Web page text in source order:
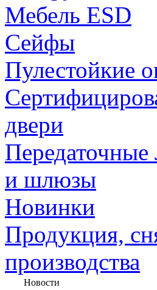
Мебель ESD
Сейфы
Пулестойкие
двери
Передаточные
и шлюзы
Новинки
Продукция,
производства
Новости